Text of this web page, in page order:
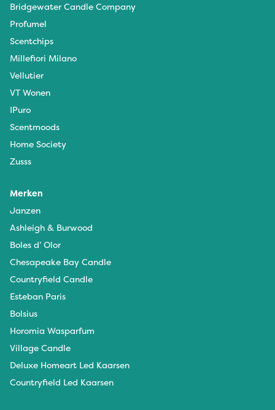
Bridgewater Candle Company
Profumel
Scentchips
Millefiori Milano
Vellutier
VT Wonen
IPuro
Scentmoods
Home Society
Zusss
Merken
Janzen
Ashleigh & Burwood
Boles d’ Olor
Chesapeake Bay Candle
Countryfield Candle
Esteban Paris
Bolsius
Horomia Wasparfum
Village Candle
Deluxe Homeart Led Kaarsen
Countryfield Led Kaarsen